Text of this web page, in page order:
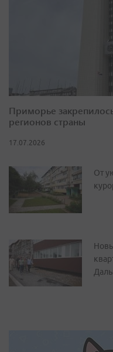
Приморье
регионов страны
17.07.2026
От